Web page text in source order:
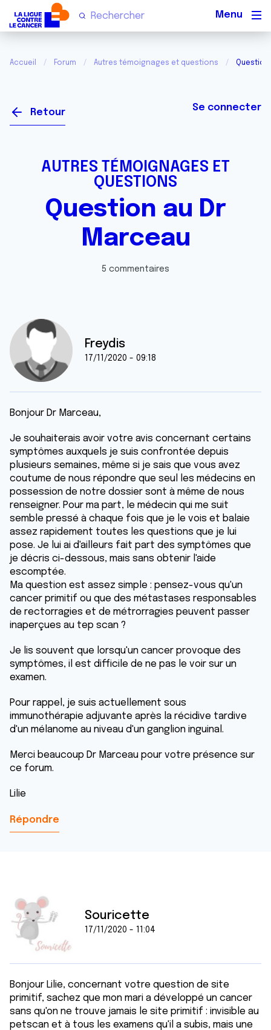
Accueil Forum Autres témoignages et questions Question
Retour Se connecter
AUTRES TÉMOIGNAGES ET
QUESTIONS
Question au Dr
Marceau
5 commentaires
Freydis
17/11/2020 - 09:18
Bonjour Dr Marceau,
Je souhaiterais avoir votre avis concernant certains
symptômes auxquels je suis confrontée depuis
plusieurs semaines, même si je sais que vous avez
coutume de nous répondre que seul les médecins en
possession de notre dossier sont à même de nous
renseigner. Pour ma part, le médecin qui me suit
semble pressé à chaque fois que je le vois et balaie
assez rapidement toutes les questions que je lui
pose. Je lui ai d'ailleurs fait part des symptômes que
je décris ci-dessous, mais sans obtenir l'aide
escomptée.
Ma question est assez simple : pensez-vous qu'un
cancer primitif ou que des métastases responsables
de rectorragies et de métrorragies peuvent passer
inaperçues au tep scan ?
Je lis souvent que lorsqu'un cancer provoque des
symptômes, il est difficile de ne pas le voir sur un
examen.
Pour rappel, je suis actuellement sous
immunothérapie adjuvante après la récidive tardive
d'un mélanome au niveau d'un ganglion inguinal.
Merci beaucoup Dr Marceau pour votre présence sur
ce forum.
Lilie
Répondre
Souricette
17/11/2020 - 11:04
Bonjour Lilie, concernant votre question de site
primitif, sachez que mon mari a développé un cancer
sans qu'on ne trouve jamais le site primitif : invisible au
petscan et à tous les examens qu'il a subis, mais une